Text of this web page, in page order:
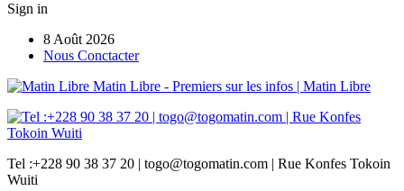
Sign in
8 Août 2026
Nous Conctacter
Matin Libre - Premiers sur les infos | Matin Libre
Tel :+228 90 38 37 20 | togo@togomatin.com | Rue Konfes Tokoin
Wuiti